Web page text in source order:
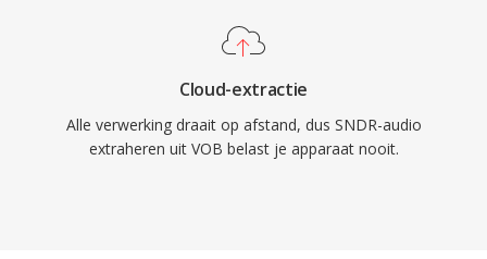
Cloud-extractie
Alle verwerking draait op afstand, dus SNDR-audio
extraheren uit VOB belast je apparaat nooit.